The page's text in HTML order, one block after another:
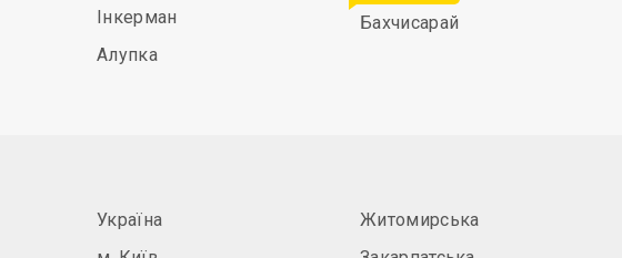
Інкерман
Алупка
Бахчисарай
Україна
Житомирська